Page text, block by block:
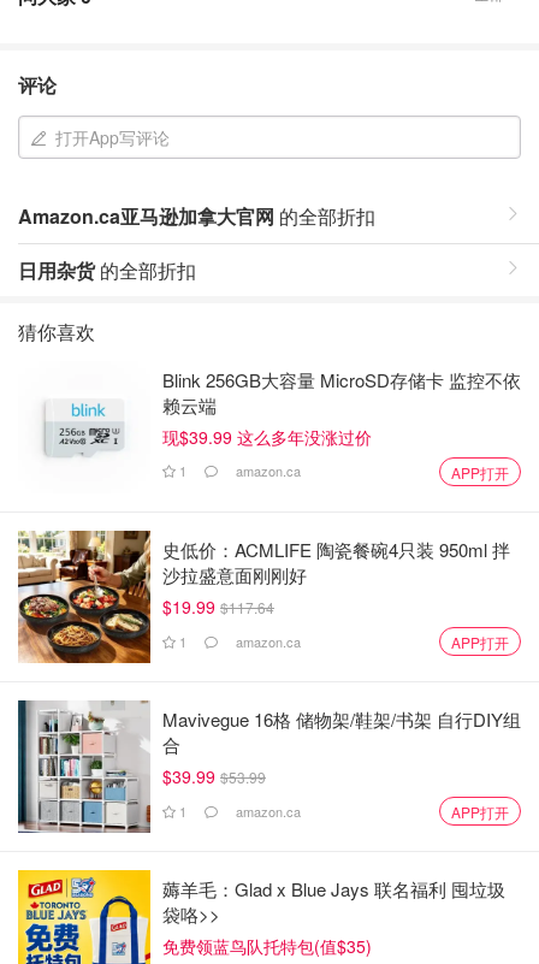
评论
打开App写评论
Amazon.ca亚马逊加拿大官网 的全部折扣
日用杂货的全部折扣
猜你喜欢
Blink 256GB大容量 MicroSD存储卡 监控不依
赖云端
现$39.99 这么多年没涨过价
1 amazon.ca APP打开
史低价：ACMLIFE 陶瓷餐碗4只装 950ml 拌
沙拉盛意面刚刚好
$19.99 $117.64
1 amazon.ca APP打开
Mavivegue 16格 储物架/鞋架/书架 自行DIY组
合
$39.99 $53.99
1 amazon.ca APP打开
薅羊毛：Glad x Blue Jays 联名福利 囤垃圾
袋咯>>
免费领蓝鸟队托特包(值$35)